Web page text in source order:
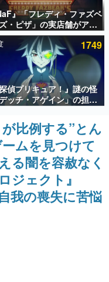
ジビュー数万以上！ などな
ファミ渾身の“殿堂入り”記
に製作時のエピソードをお
ム）とは何か？を探ってい
『赫本』は、〈試験問題〉
す。
』「フレディ・ファズベ
・ピザ」の実店舗がアメ
商業施設「American
」に2027年オープン！
との共同開発、食
けでなくステージショーや
型のホラー体験も楽しめる
1749
探偵プリキュア！』謎の怪
ッチ・アゲイン」の担当
トは天﨑滉平さんと判
Re:ゼロから始める異世
』オットー役、『ヒプノ
イク』山田三郎役など
比例する”とん
ムを見つけて
る闇を容赦なく
ジェクト』
我の喪失に苦悩